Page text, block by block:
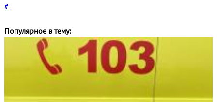
#
Популярное в тему: